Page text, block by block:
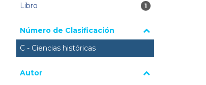
Libro
1 resultados
1
Número de Clasificación
C - Ciencias históricas
Autor